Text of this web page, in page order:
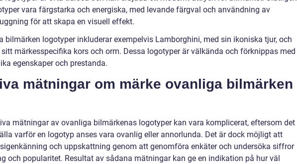
vara färgstarka och energiska, med levande färgval och användning av
för att skapa en visuell effekt.
bilmärken logotyper inkluderar exempelvis Lamborghini, med sin ikoniska tjur, och
märkesspecifika kors och orm. Dessa logotyper är välkända och förknippas med
egenskaper och prestanda.
mätningar om märke ovanliga bilmärken
mätningar av ovanliga bilmärkenas logotyper kan vara komplicerat, eftersom det
varför en logotyp anses vara ovanlig eller annorlunda. Det är dock möjligt att
och uppskattning genom att genomföra enkäter och undersöka siffror
och popularitet. Resultat av sådana mätningar kan ge en indikation på hur väl